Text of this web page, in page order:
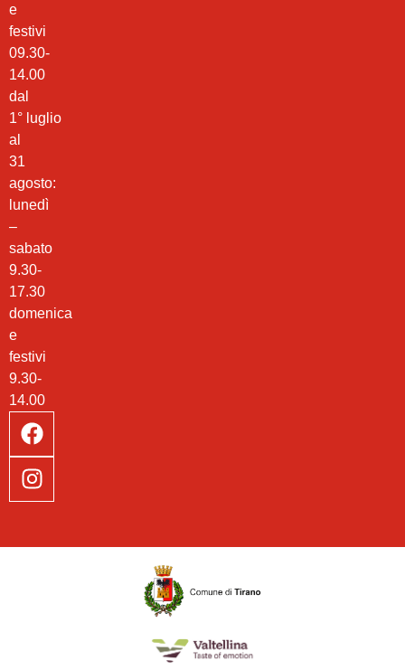
e
festivi
09.30-
14.00
dal
1° luglio
al
31
agosto:
lunedì
–
sabato
9.30-
17.30
domenica
e
festivi
9.30-
14.00